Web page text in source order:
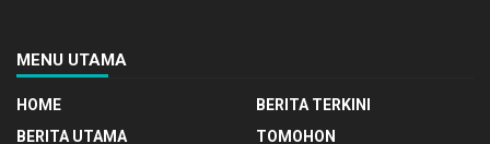
MENU UTAMA
HOME
BERITA TERKINI
BERITA UTAMA
TOMOHON